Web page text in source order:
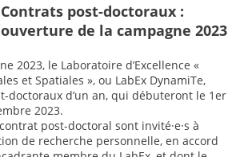
Contrats post-doctoraux :
ouverture de la campagne 2023
2023, le Laboratoire d’Excellence «
et Spatiales », ou LabEx DynamiTe,
doctoraux d’un an, qui débuteront le 1er
2023.
post-doctoral sont invité·e·s à
de recherche personnelle, en accord